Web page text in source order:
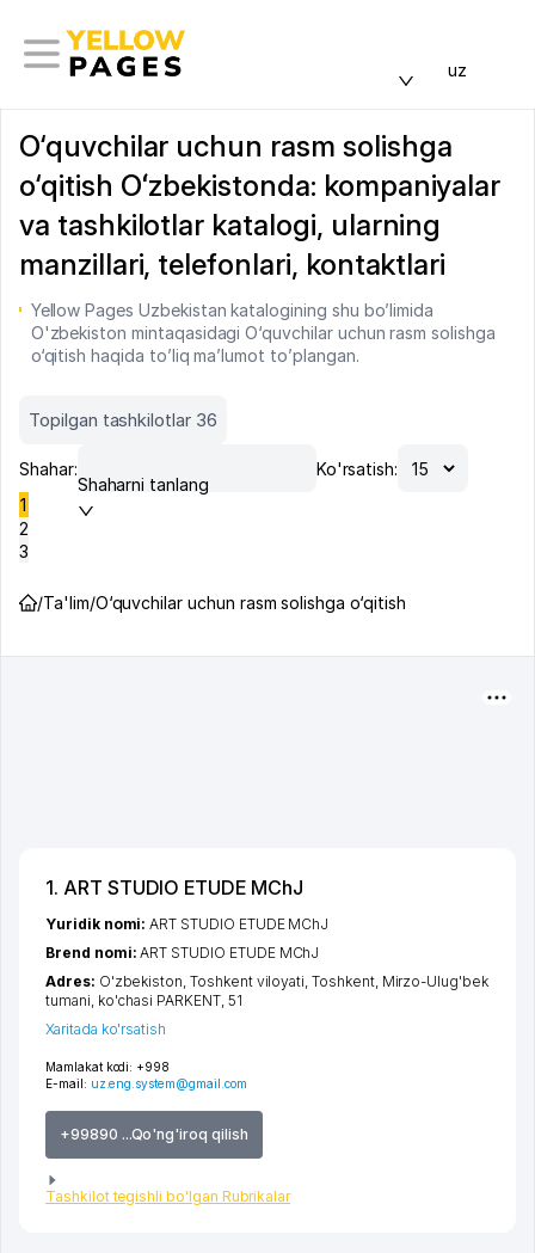
uz
O‘quvchilar uchun rasm solishga
o‘qitish Oʻzbekistonda: kompaniyalar
va tashkilotlar katalogi, ularning
manzillari, telefonlari, kontaktlari
Yellow Pages Uzbekistan katalogining shu bo’limida
O'zbekiston mintaqasidagi O‘quvchilar uchun rasm solishga
o‘qitish haqida to’liq ma’lumot to’plangan.
Topilgan tashkilotlar 36
Shahar:
Shaharni tanlang
Ko'rsatish:
1
2
3
/Ta'lim/O‘quvchilar uchun rasm solishga o‘qitish
1. ART STUDIO ETUDE MChJ
Mamlakat kodi: +998
E-mail: uz.eng.system@gmail.com
+99890 ...Qo'ng'iroq qilish
Tashkilot tegishli bo'lgan Rubrikalar
Yuridik nomi:ART STUDIO ETUDE MChJ
Brend nomi:ART STUDIO ETUDE MChJ
Adres: O'zbekiston,Toshkent viloyati,Toshkent, Mirzo-Ulug'bek
tumani, ko'chasi PARKENT, 51
Xaritada ko'rsatish